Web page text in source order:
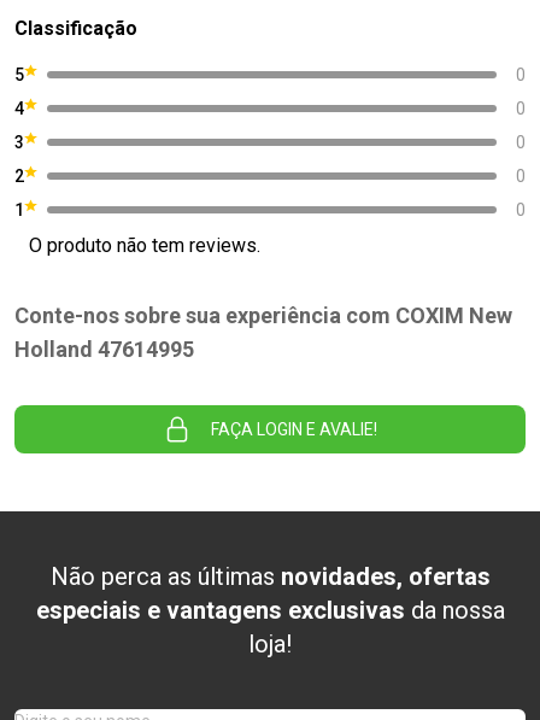
Classificação
5
0
4
0
3
0
2
0
1
0
O produto não tem reviews.
Conte-nos sobre sua experiência com COXIM New
Holland 47614995
FAÇA LOGIN E AVALIE!
Não perca as últimas novidades, ofertas
especiais e vantagens exclusivas da nossa
loja!